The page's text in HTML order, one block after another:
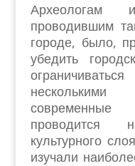
Археологам
проводившим
городе, было,
убедить
проводится
культурного
изучали